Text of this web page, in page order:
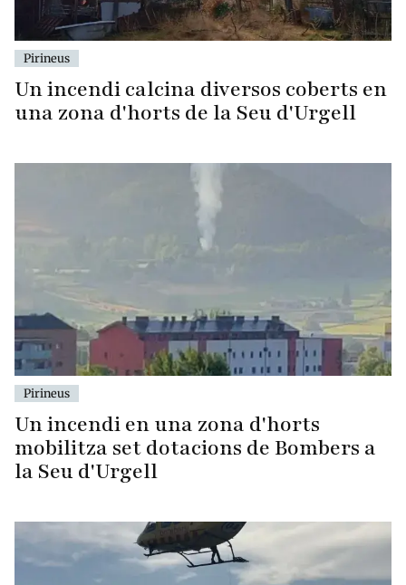
Pirineus
Un incendi calcina diversos coberts en
una zona d'horts de la Seu d'Urgell
Pirineus
Un incendi en una zona d'horts
mobilitza set dotacions de Bombers a
la Seu d'Urgell